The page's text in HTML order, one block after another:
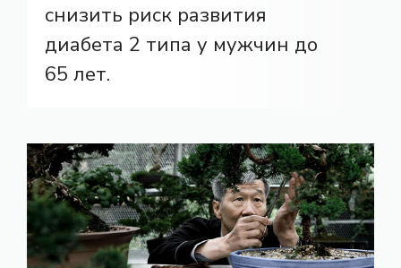
снизить риск развития
диабета 2 типа у мужчин до
65 лет.